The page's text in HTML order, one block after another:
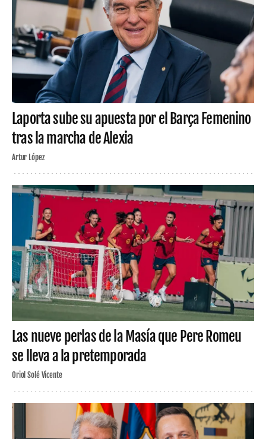
Laporta sube su apuesta por el Barça Femenino
tras la marcha de Alexia
Artur López
Las nueve perlas de la Masía que Pere Romeu
se lleva a la pretemporada
Oriol Solé Vicente